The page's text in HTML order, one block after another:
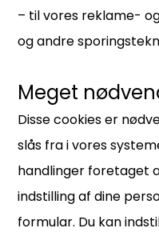
– til vores reklame-
og andre
Meget
Disse cookies er
slås fra i vores
handlinger foretaget
indstilling af dine
formular. Du kan